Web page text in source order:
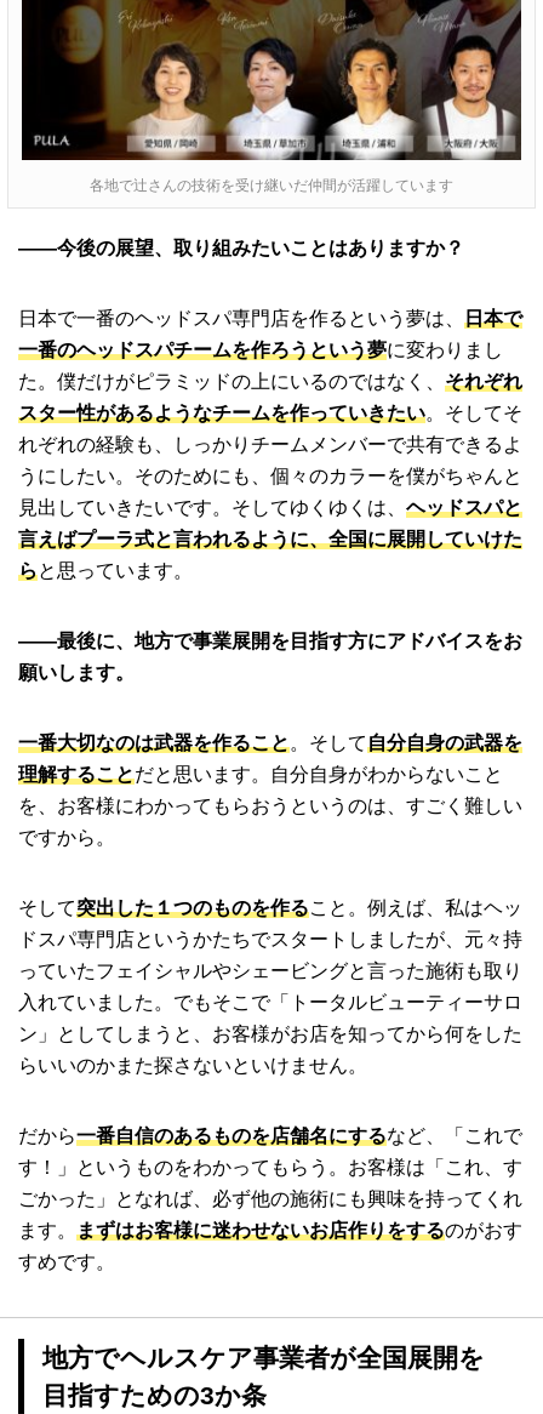
各地で辻さんの技術を受け継いだ仲間が活躍しています
――今後の展望、取り組みたいことはありますか？
日本で一番のヘッドスパ専門店を作るという夢は、 日本で
一番のヘッドスパチームを作ろうという夢に変わりまし
た。僕だけがピラミッドの上にいるのではなく、 それぞれ
スター性があるようなチームを作っていきたい。そしてそ
れぞれの経験も、しっかりチームメンバーで共有できるよ
うにしたい。そのためにも、個々のカラーを僕がちゃんと
見出していきたいです。そしてゆくゆくは、 ヘッドスパと
言えばプーラ式と言われるように、全国に展開していけた
らと思っています。
――最後に、地方で事業展開を目指す方にアドバイスをお
願いします。
一番大切なのは武器を作ること。そして自分自身の武器を
理解することだと思います。自分自身がわからないこと
を、お客様にわかってもらおうというのは、すごく難しい
ですから。
そして突出した１つのものを作ること。例えば、私はヘッ
ドスパ専門店というかたちでスタートしましたが、元々持
っていたフェイシャルやシェービングと言った施術も取り
入れていました。でもそこで「トータルビューティーサロ
ン」としてしまうと、お客様がお店を知ってから何をした
らいいのかまた探さないといけません。
だから一番自信のあるものを店舗名にするなど、「これで
す！」というものをわかってもらう。お客様は「これ、す
ごかった」となれば、必ず他の施術にも興味を持ってくれ
ます。 まずはお客様に迷わせないお店作りをするのがおす
すめです。
地方でヘルスケア事業者が全国展開を
目指すための3か条